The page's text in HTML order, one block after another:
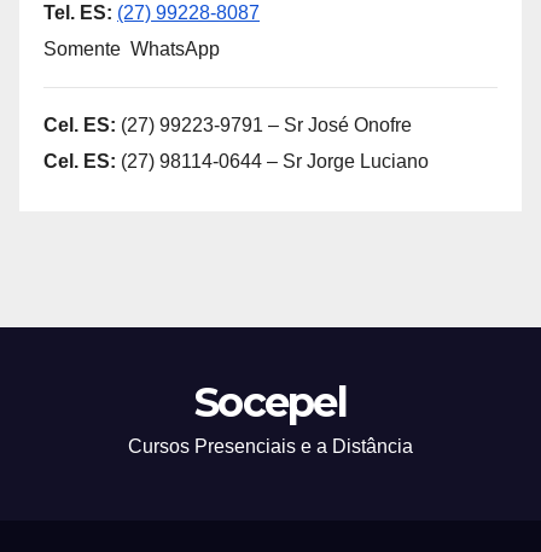
Tel. ES: (27) 99228-8087
Somente WhatsApp
Cel. ES: (27) 99223-9791 – Sr José Onofre
Cel. ES: (27) 98114-0644 – Sr Jorge Luciano
Socepel
Cursos Presenciais e a Distância